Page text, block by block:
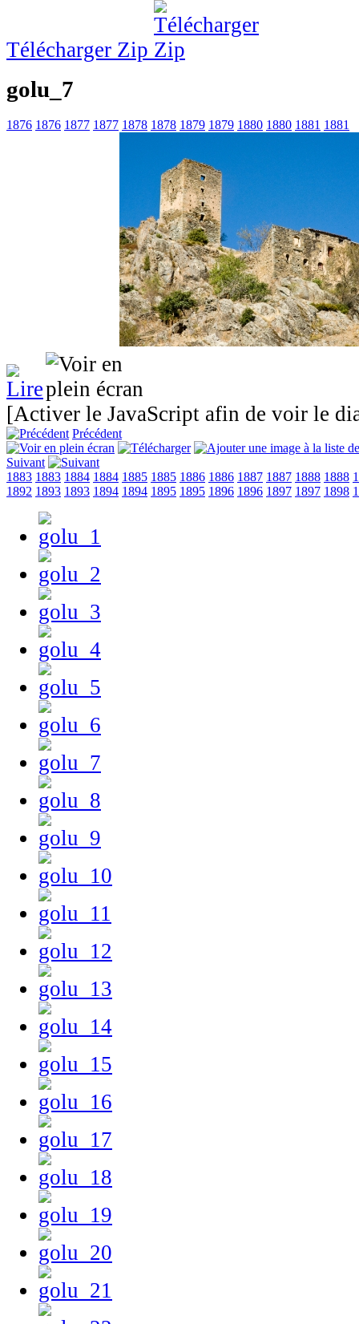
Télécharger Zip
golu_7
1876 1876 1877 1877 1878 1878 1879 1879 1880 1880 1881 1881
[Activer le JavaScript afin de voir le
Précédent
Suivant
1883 1883 1884 1884 1885 1885 1886 1886 1887 1887 1888 1888
1892 1893 1893 1894 1894 1895 1895 1896 1896 1897 1897 1898